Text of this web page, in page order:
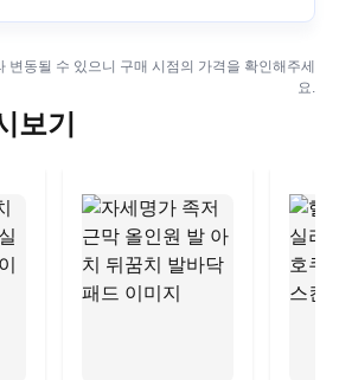
변동될 수 있으니 구매 시점의 가격을 확인해주세
요.
보기